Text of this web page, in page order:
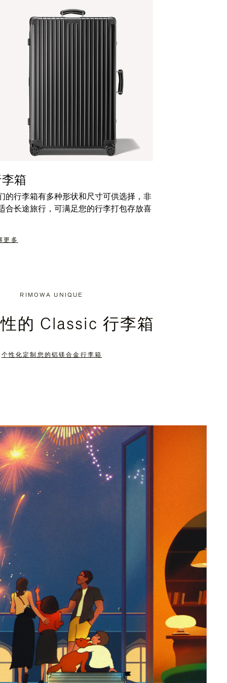
箱
的行李箱有多种形状和尺寸可供选择，非
合长途旅行，可满足您的行李打包存放喜
更多
RIMOWA UNIQUE
的 Classic 行李箱
个性化定制您的铝镁合金行李箱